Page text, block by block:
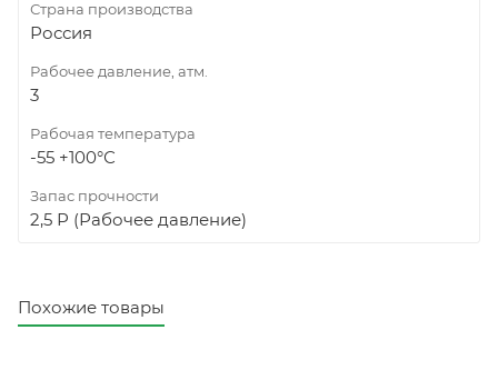
Страна производства
Россия
Рабочее давление, атм.
3
Рабочая температура
-55 +100°С
Запас прочности
2,5 Р (Рабочее давление)
Похожие товары